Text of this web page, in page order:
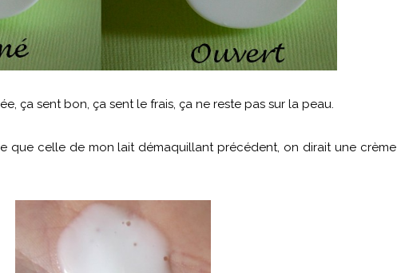
ça sent bon, ça sent le frais, ça ne reste pas sur la peau.
que celle de mon lait démaquillant précédent, on dirait une crème